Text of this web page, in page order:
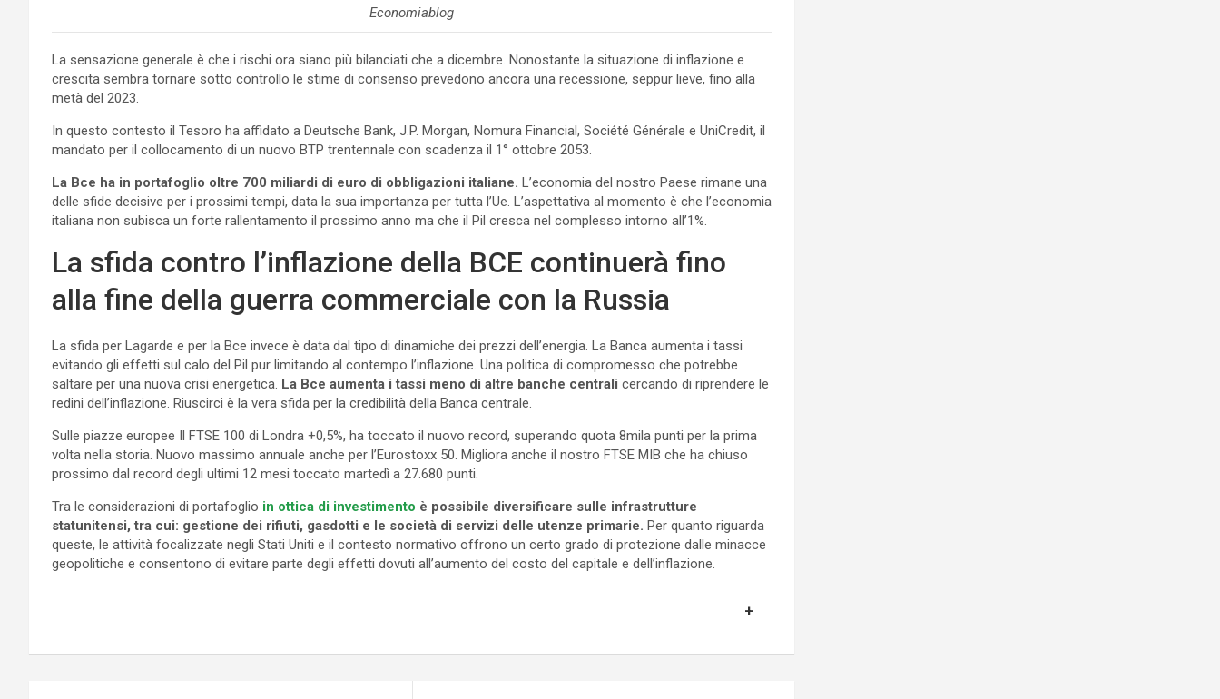
Economiablog
La sensazione generale è che i rischi ora siano più bilanciati che a dicembre. Nonostante la situazione di inflazione e
crescita sembra tornare sotto controllo le stime di consenso prevedono ancora una recessione, seppur lieve, fino alla
metà del 2023.
In questo contesto il Tesoro ha affidato a Deutsche Bank, J.P. Morgan, Nomura Financial, Société Générale e UniCredit, il
mandato per il collocamento di un nuovo BTP trentennale con scadenza il 1° ottobre 2053.
La Bce ha in portafoglio oltre 700 miliardi di euro di obbligazioni italiane. L’economia del nostro Paese rimane una
delle sfide decisive per i prossimi tempi, data la sua importanza per tutta l’Ue. L’aspettativa al momento è che l’economia
italiana non subisca un forte rallentamento il prossimo anno ma che il Pil cresca nel complesso intorno all’1%.
La sfida contro l’inflazione della BCE continuerà fino
alla fine della guerra commerciale con la Russia
La sfida per Lagarde e per la Bce invece è data dal tipo di dinamiche dei prezzi dell’energia. La Banca aumenta i tassi
evitando gli effetti sul calo del Pil pur limitando al contempo l’inflazione. Una politica di compromesso che potrebbe
saltare per una nuova crisi energetica. La Bce aumenta i tassi meno di altre banche centrali cercando di riprendere le
redini dell’inflazione. Riuscirci è la vera sfida per la credibilità della Banca centrale.
Sulle piazze europee Il FTSE 100 di Londra +0,5%, ha toccato il nuovo record, superando quota 8mila punti per la prima
volta nella storia. Nuovo massimo annuale anche per l’Eurostoxx 50. Migliora anche il nostro FTSE MIB che ha chiuso
prossimo dal record degli ultimi 12 mesi toccato martedì a 27.680 punti.
Tra le considerazioni di portafoglio in ottica di investimento è possibile diversificare sulle infrastrutture
statunitensi, tra cui: gestione dei rifiuti, gasdotti e le società di servizi delle utenze primarie. Per quanto riguarda
queste, le attività focalizzate negli Stati Uniti e il contesto normativo offrono un certo grado di protezione dalle minacce
geopolitiche e consentono di evitare parte degli effetti dovuti all’aumento del costo del capitale e dell’inflazione.